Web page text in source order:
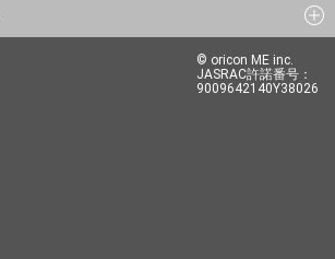
© oricon ME inc.
JASRAC許諾番号：
9009642140Y38026